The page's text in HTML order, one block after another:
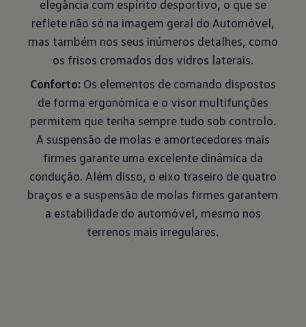
elegância com espírito desportivo, o que se
reflete não só na imagem geral do Automóvel,
mas também nos seus inúmeros detalhes, como
os frisos cromados dos vidros laterais.
Conforto:Os elementos de comando dispostos
de forma ergonómica e o visor multifunções
permitem que tenha sempre tudo sob controlo.
A suspensão de molas e amortecedores mais
firmes garante uma excelente dinâmica da
condução. Além disso, o eixo traseiro de quatro
braços e a suspensão de molas firmes garantem
a estabilidade do automóvel, mesmo nos
terrenos mais irregulares.